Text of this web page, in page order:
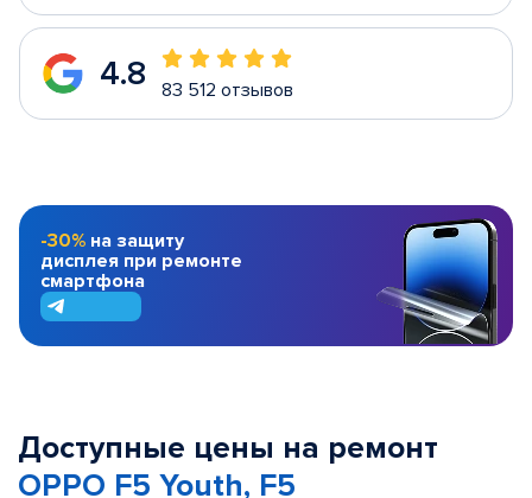
4.8 83 512 отзывов
-30% на защиту
дисплея при ремонте
смартфона
Доступные цены на ремонт
OPPO F5 Youth, F5